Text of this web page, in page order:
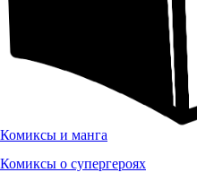
Комиксы и манга
Комиксы о супергероях